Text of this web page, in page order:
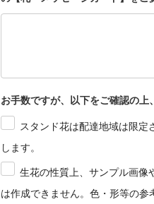
お手数ですが、以下をご確認の上
スタンド花は配達地域は限定
します。
生花の性質上、サンプル画像
は作成できません。色・形等の参